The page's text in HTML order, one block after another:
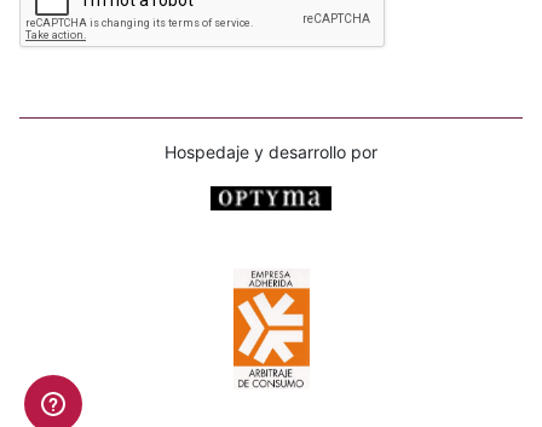
Hospedaje y desarrollo por